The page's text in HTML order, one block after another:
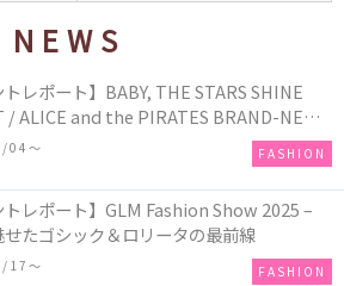
トレポート】BABY, THE STARS SHINE
/ ALICE and the PIRATES BRAND-NEW
in TOKYO
04〜 FASHION
トレポート】GLM Fashion Show 2025 –
たゴシック＆ロリータの最前線
17〜 FASHION